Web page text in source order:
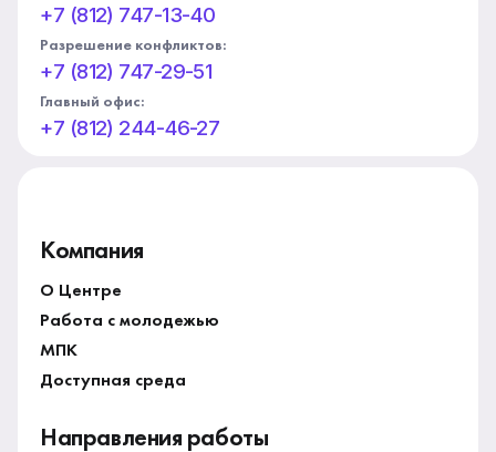
+7 (812) 747-13-40
Разрешение конфликтов:
+7 (812) 747-29-51
Главный офис:
+7 (812) 244-46-27
Компания
О Центре
Работа с молодежью
МПК
Доступная среда
Направления работы